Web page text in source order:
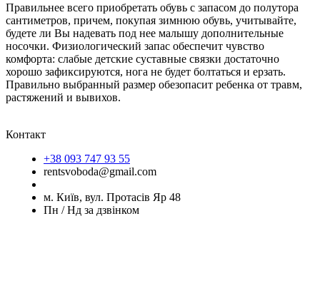
Правильнее всего приобретать обувь с запасом до полутора
сантиметров, причем, покупая зимнюю обувь, учитывайте,
будете ли Вы надевать под нее малышу дополнительные
носочки. Физиологический запас обеспечит чувство
комфорта: слабые детские суставные связки достаточно
хорошо зафиксируются, нога не будет болтаться и ерзать.
Правильно выбранный размер обезопасит ребенка от травм,
растяжений и вывихов.
Контакт
+38 093 747 93 55
rentsvoboda@gmail.com
м. Київ, вул. Протасів Яр 48
Пн / Нд за дзвінком